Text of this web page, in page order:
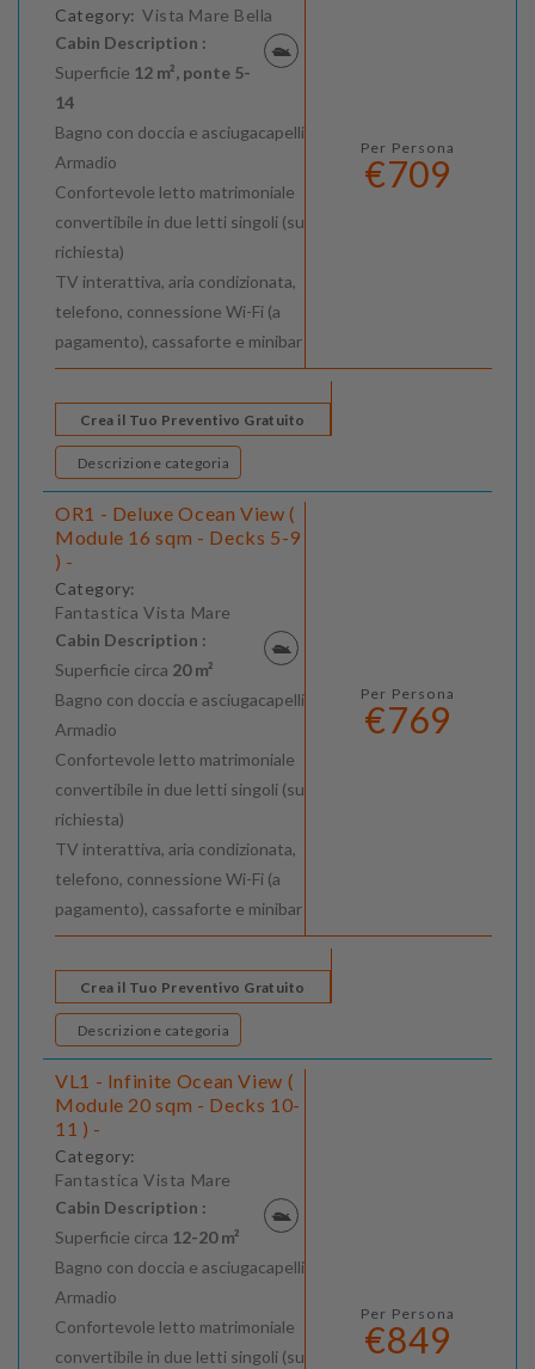
Category: Vista Mare Bella
Cabin Description :
Superficie 12 m², ponte 5-
14
Bagno con doccia e asciugacapelli
Armadio
Confortevole letto matrimoniale
convertibile in due letti singoli (su
richiesta)
TV interattiva, aria condizionata,
telefono, connessione Wi-Fi (a
pagamento), cassaforte e minibar
Per Persona
€709
Crea il Tuo Preventivo Gratuito
Descrizione categoria
OR1 - Deluxe Ocean View (
Module 16 sqm - Decks 5-9
) -
Category:
Fantastica Vista Mare
Cabin Description :
Superficie circa 20 m²
Bagno con doccia e asciugacapelli
Armadio
Confortevole letto matrimoniale
convertibile in due letti singoli (su
richiesta)
TV interattiva, aria condizionata,
telefono, connessione Wi-Fi (a
pagamento), cassaforte e minibar
Per Persona
€769
Crea il Tuo Preventivo Gratuito
Descrizione categoria
VL1 - Infinite Ocean View (
Module 20 sqm - Decks 10-
11 ) -
Category:
Fantastica Vista Mare
Cabin Description :
Superficie circa 12-20 m²
Bagno con doccia e asciugacapelli
Armadio
Confortevole letto matrimoniale
convertibile in due letti singoli (su
Per Persona
€849